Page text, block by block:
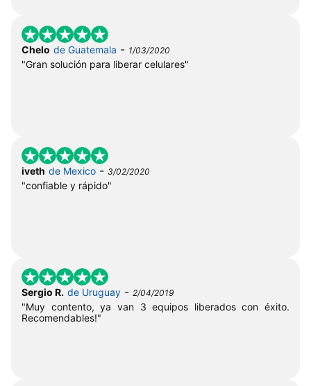
Chelo de Guatemala - 1/03/2020
"Gran solución para liberar celulares"
iveth de Mexico - 3/02/2020
"confiable y rápido"
Sergio R. de Uruguay - 2/04/2019
"Muy contento, ya van 3 equipos liberados con éxito.
Recomendables!"